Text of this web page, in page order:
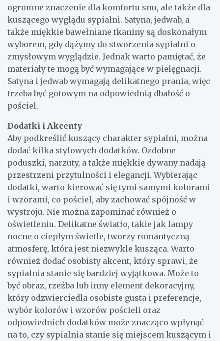
ogromne znaczenie dla komfortu snu, ale także dla
kuszącego wyglądu sypialni. Satyna, jedwab, a
także miękkie bawełniane tkaniny są doskonałym
wyborem, gdy dążymy do stworzenia sypialni o
zmysłowym wyglądzie. Jednak warto pamiętać, że
materiały te mogą być wymagające w pielęgnacji.
Satyna i jedwab wymagają delikatnego prania, więc
trzeba być gotowym na odpowiednią dbałość o
pościel.
Dodatki i Akcenty
Aby podkreślić kuszący charakter sypialni, można
dodać kilka stylowych dodatków. Ozdobne
poduszki, narzuty, a także miękkie dywany nadają
przestrzeni przytulności i elegancji. Wybierając
dodatki, warto kierować się tymi samymi kolorami
i wzorami, co pościel, aby zachować spójność w
wystroju. Nie można zapominać również o
oświetleniu. Delikatne światło, takie jak lampy
nocne o ciepłym świetle, tworzy romantyczną
atmosferę, która jest niezwykle kusząca. Warto
również dodać osobisty akcent, który sprawi, że
sypialnia stanie się bardziej wyjątkowa. Może to
być obraz, rzeźba lub inny element dekoracyjny,
który odzwierciedla osobiste gusta i preferencje,
wybór kolorów i wzorów pościeli oraz
odpowiednich dodatków może znacząco wpłynąć
na to, czy sypialnia stanie się miejscem kuszącym i